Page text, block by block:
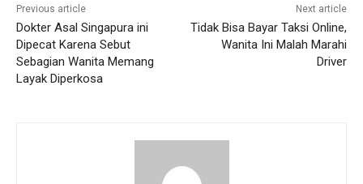
Previous article
Dokter Asal Singapura ini
Dipecat Karena Sebut
Sebagian Wanita Memang
Layak Diperkosa
Next article
Tidak Bisa Bayar Taksi Online,
Wanita Ini Malah Marahi
Driver